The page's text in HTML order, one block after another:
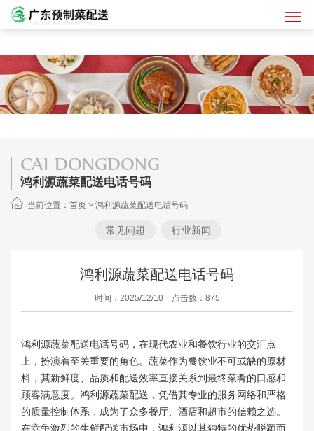
CAI DONGDONG
鸿利源蔬菜配送电话号码
当前位置： 首页 > 鸿利源蔬菜配送电话号码
常见问题 行业新闻
鸿利源蔬菜配送电话号码
时间：2025/12/10 点击数：875
鸿利源蔬菜配送电话号码，在现代农业和餐饮行业的交汇点
上，扮演着至关重要的角色。蔬菜作为餐饮业不可或缺的原材
料，其新鲜度、品质和配送效率直接关系到最终菜肴的口感和
顾客满意度。鸿利源蔬菜配送，凭借其专业的服务网络和严格
的质量控制体系，成为了众多餐厅、酒店和超市的信赖之选。
在竞争激烈的生鲜配送市场中，鸿利源以其独特的优势脱颖而